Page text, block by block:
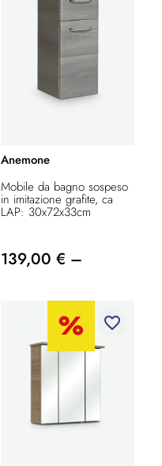
Anemone
Mobile da bagno sospeso
in imitazione grafite, ca
LAP: 30x72x33cm
139,00 € –
favorite_border